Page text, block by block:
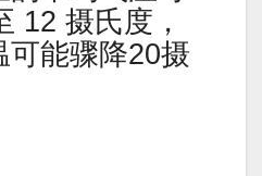
12 摄氏度，
可能骤降20摄